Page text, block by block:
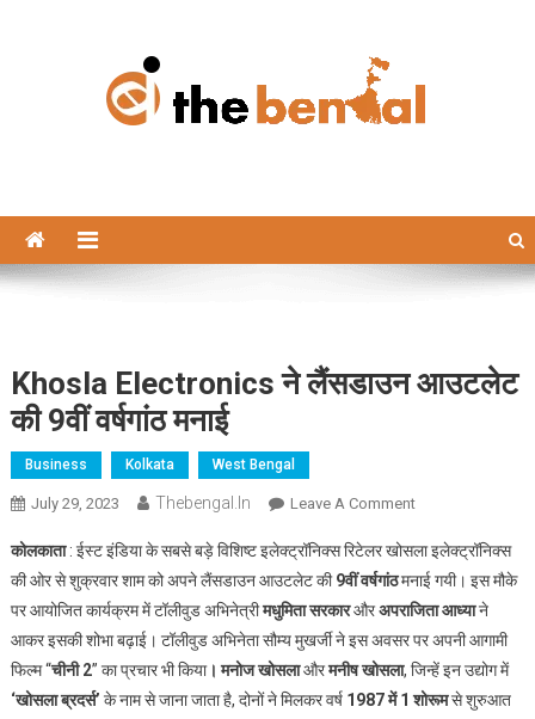
Khosla Electronics ने लैंसडाउन आउटलेट
की 9वीं वर्षगांठ मनाई
Business Kolkata West Bengal
July 29, 2023 Thebengal.in Leave A CommentOn
Electronics
ने
लैंसडाउन
आउटलेट
की
9वीं
कोलकाता: ईस्ट इंडिया के सबसे बड़े विशिष्ट इलेक्ट्रॉनिक्स रिटेलर खोसला इलेक्ट्रॉनिक्स
की ओर से शुक्रवार शाम को अपने लैंसडाउन आउटलेट की9वीं वर्षगांठमनाई गयी। इस मौके
पर आयोजित कार्यक्रम में टॉलीवुड अभिनेत्रीमधुमिता सरकारऔरअपराजिता आध्याने
आकर इसकी शोभा बढ़ाई। टॉलीवुड अभिनेता सौम्य मुखर्जी ने इस अवसर पर अपनी आगामी
फिल्म “चीनी 2” का प्रचार भी किया। मनोज खोसलाऔरमनीष खोसला, जिन्हें इन उद्योग में
‘खोसला ब्रदर्स’ के नाम से जाना जाता है, दोनों ने मिलकर वर्ष 1987 में 1 शोरूमसे शुरुआत